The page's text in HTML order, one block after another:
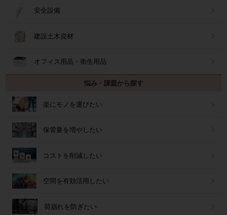
安全設備
建設土木資材
オフィス用品・衛生用品
悩み・課題から探す
楽にモノを運びたい
保管量を増やしたい
コストを削減したい
空間を有効活用したい
荷崩れを防ぎたい